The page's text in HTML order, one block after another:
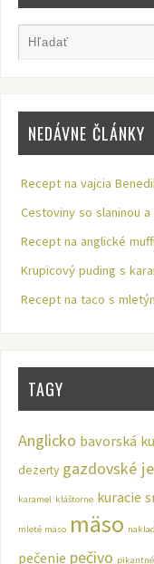
NEDÁVNE ČLÁNKY
Recept na vajcia
Cestoviny so slaninou
Recept na anglické
Krupicový puding s
Recept na taco s
TAGY
Anglicko bavorská
dezerty gazdovské
karamel kláštorne kuracie
mleté mäso mäso
pečenie pečivo